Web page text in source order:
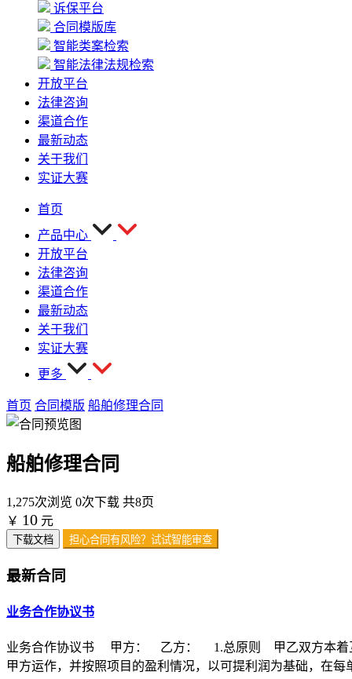
诉保平台
合同模版库
智能类案检索
智能法律法规检索
开放平台
法律咨询
渠道合作
最新动态
关于我们
实证大赛
首页
产品中心
开放平台
法律咨询
渠道合作
最新动态
关于我们
实证大赛
更多
首页 合同模版 船舶修理合同
船舶修理合同
1,275次浏览 0次下载 共8页
￥ 10 元
下载文档 担心合同有风险？试试智能审查
最新合同
业务合作协议书
业务合作协议书 甲方： 乙方： 1.总原则 甲乙双方本着互
甲方运作，并按照项目的盈利情况，以可提利润为基础，在每